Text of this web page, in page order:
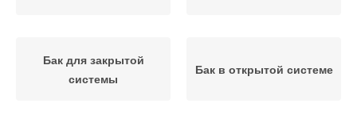
Бак для закрытой
системы
Бак в открытой системе